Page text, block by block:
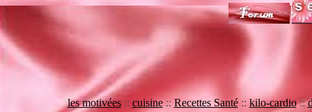
les motivées:: cuisine::Recettes Santé::kilo-cardio::